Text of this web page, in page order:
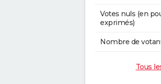
Votes nuls (en
exprimés)
Nombre de
Tous